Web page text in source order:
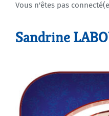
Agenda
Vous n'êtes pas
Sandrine